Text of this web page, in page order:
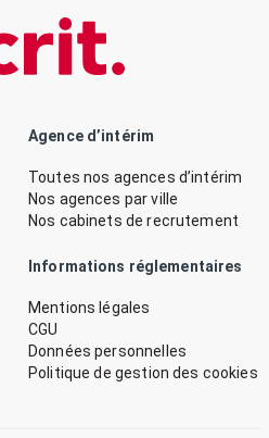
Agence d’intérim
Toutes nos agences d’intérim
Nos agences par ville
Nos cabinets de recrutement
Informations réglementaires
Mentions légales
CGU
Données personnelles
Politique de gestion des cookies